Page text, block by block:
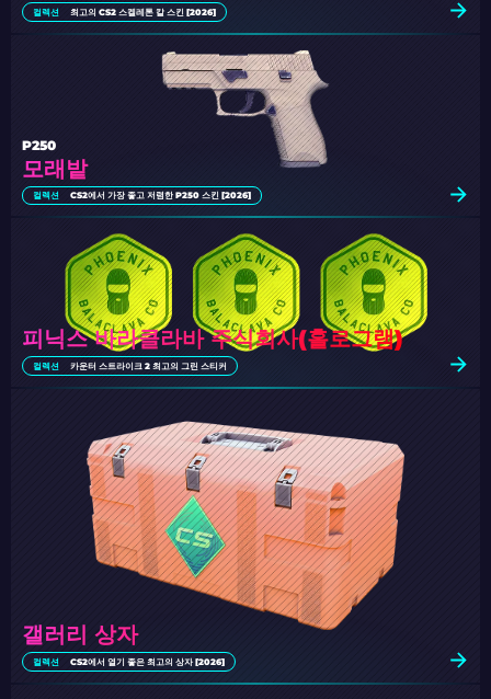
컬렉션 최고의 CS2 스켈레톤 칼 스킨 [2026]
모래밭
P250
컬렉션 CS2에서 가장 좋고 저렴한 P250 스킨 [2026]
피닉스 바라클라바 주식회사(홀로그램)
컬렉션 카운터 스트라이크 2 최고의 그린 스티커
갤러리 상자
컬렉션 CS2에서 열기 좋은 최고의 상자 [2026]